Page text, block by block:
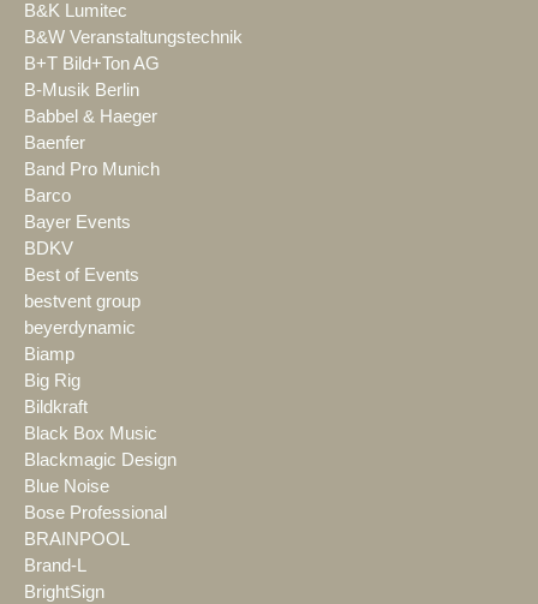
B&K Lumitec
B&W Veranstaltungstechnik
B+T Bild+Ton AG
B-Musik Berlin
Babbel & Haeger
Baenfer
Band Pro Munich
Barco
Bayer Events
BDKV
Best of Events
bestvent group
beyerdynamic
Biamp
Big Rig
Bildkraft
Black Box Music
Blackmagic Design
Blue Noise
Bose Professional
BRAINPOOL
Brand-L
BrightSign